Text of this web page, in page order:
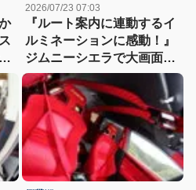
2026/07/23 07:03
『ルート案内に連動するイ
ルミネーションに感動！』
ジムニーシエラで大画面デ
ィスプレイオーディオの実
力をチェック！